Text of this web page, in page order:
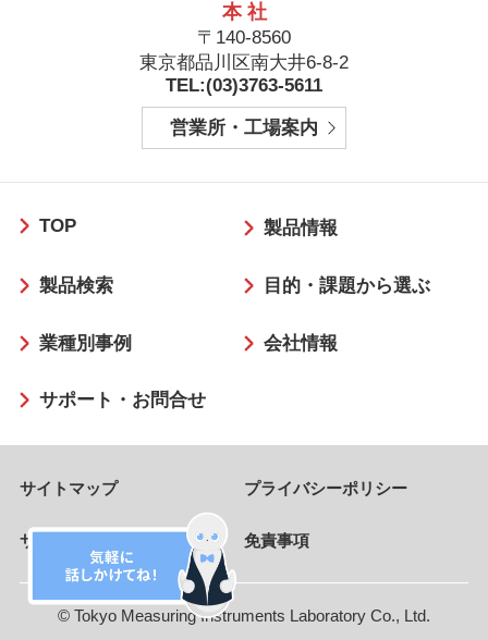
本 社
〒140-8560
東京都品川区南大井6-8-2
TEL:(03)3763-5611
営業所・工場案内
ッ
ー
TOP 製品情報
製品検索 目的・課題から選ぶ
業種別事例 会社情報
サポート・お問合せ
サイトマップ プライバシーポリシー
サイトのご利用条件 免責事項
© Tokyo Measuring Instruments Laboratory Co., Ltd.